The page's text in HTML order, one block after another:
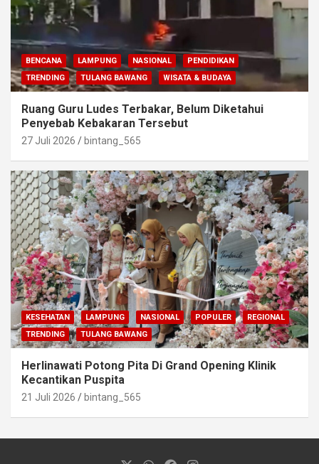
BENCANA LAMPUNG NASIONAL
PENDIDIKAN
TRENDING
TULANG BAWANG WISATA & BUDAYA
Ruang Guru Ludes Terbakar, Belum Diketahui
Penyebab Kebakaran Tersebut
27 Juli 2026 bintang_565
KESEHATAN LAMPUNG NASIONAL POPULER
REGIONAL
TRENDING
TULANG BAWANG
Herlinawati Potong Pita Di Grand Opening Klinik
Kecantikan Puspita
21 Juli 2026 bintang_565